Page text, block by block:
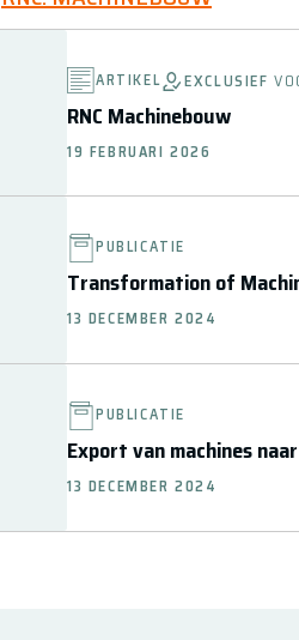
ARTIKEL EXCLUSIEF
RNC Machinebouw
19 FEBRUARI 2026
PUBLICATIE
Transformation of
13 DECEMBER 2024
PUBLICATIE
Export van machines
13 DECEMBER 2024